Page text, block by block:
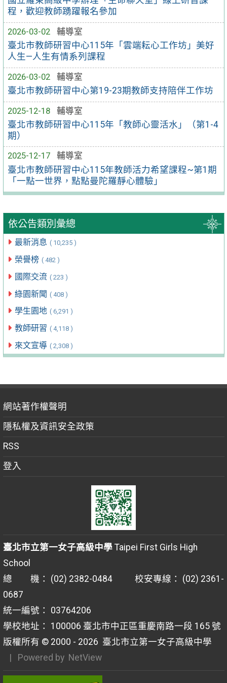
程，歡迎教師踴躍報名參加
2026-03-02
輔導室
臺北市教師研習中心115年「雲端耘心工作坊」美好
人生—人生有情系列課程
2026-03-02
輔導室
臺北市教師研習中心第19-23期教師支持陪伴工作坊
2025-12-18
輔導室
臺北市教師研習中心115年「教師心靈活水」（第1-4
期）
2025-12-17
輔導室
臺北市教師研習中心115年教師活力希望課程~第1期
「一點一世界，點點曼陀羅靜心體驗」
依公告類別彙總
最新消息 ( 10,235 )
榮譽榜 ( 482 )
國際交流 ( 223 )
綠園新聞 ( 408 )
學生園地 ( 6,291 )
教師研習 ( 4,118 )
來文宣導 ( 2,308 )
網站著作權聲明
隱私權及資訊安全政策
RSS
登入
臺北市立第一女子高級中學Taipei First Girls High
School
總 機： (02) 2382-0484 校安專線： (02) 2361-
0687
統一編號： 03764206
學校地址： 100006 臺北市中正區重慶南路一段 165 號
版權所有 © 2000 - 2026 臺北市立第一女子高級中學
| Powered by NetView